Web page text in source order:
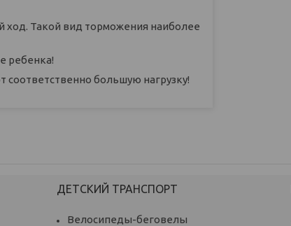
ход. Такой вид торможения наиболее
ребенка!
большую нагрузку!
ДЕТСКИЙ ТРАНСПОРТ
Велосипеды-беговелы